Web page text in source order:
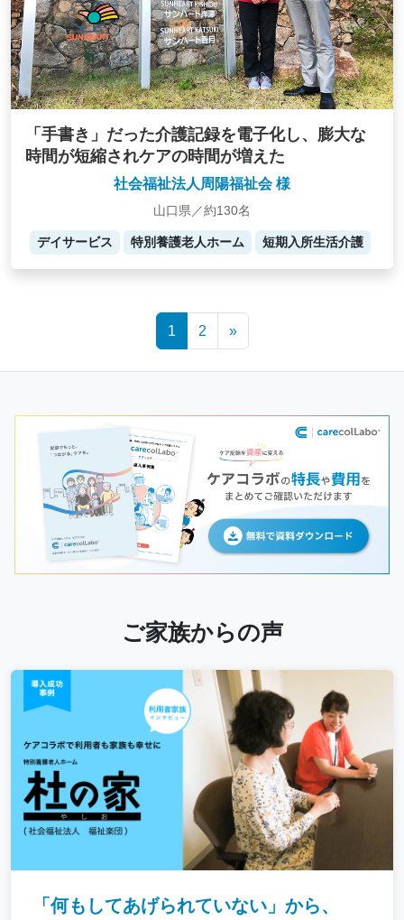
「手書き」だった介護記録を電子化し、膨大な
時間が短縮されケアの時間が増えた
社会福祉法人周陽福祉会 様
山口県／約130名
デイサービス 特別養護老人ホーム 短期入所生活介護
1 2 »
ご家族からの声
「何もしてあげられていない」から、